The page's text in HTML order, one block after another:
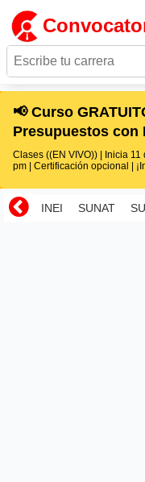
📢 Curso
Presupuestos con
Clases ((EN VIVO)) | Inicia
pm | Certificación opcional |
INEI SUNAT